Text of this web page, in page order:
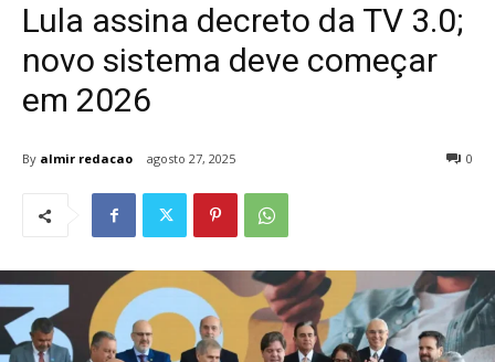
Lula assina decreto da TV 3.0;
novo sistema deve começar
em 2026
By almir redacao agosto 27, 2025 0